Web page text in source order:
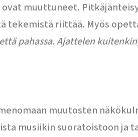
muuttuneet.
tekemistä riittää. Myös
pahassa. Ajattelen
muutosten
musiikin suoratoistoon